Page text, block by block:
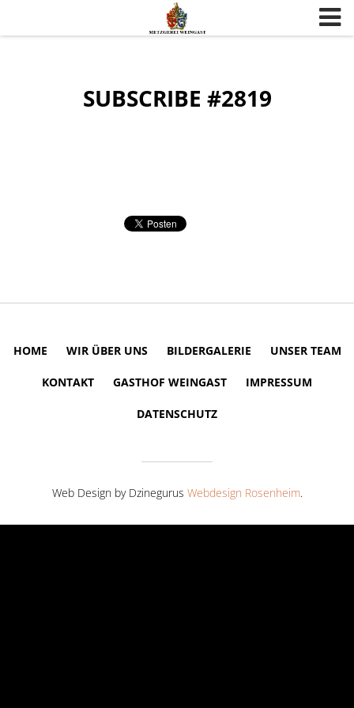
SUBSCRIBE #2819
HOME WIR ÜBER UNS BILDERGALERIE UNSER TEAM
KONTAKT GASTHOF WEINGAST IMPRESSUM
DATENSCHUTZ
Web Design by Dzinegurus Webdesign Rosenheim.